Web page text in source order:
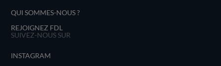
QUI SOMMES-NOUS ?
REJOIGNEZ FDL
SUIVEZ-NOUS SUR
INSTAGRAM